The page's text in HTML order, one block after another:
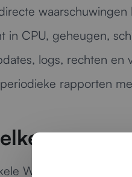
in CPU, geheugen,
logs, rechten en
periodieke rapporten
Windows server